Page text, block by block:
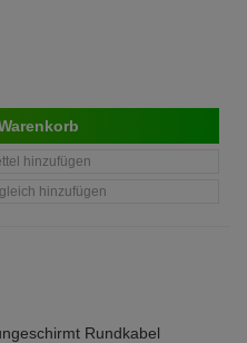
hinzufügen
hinzufügen
Rundkabel